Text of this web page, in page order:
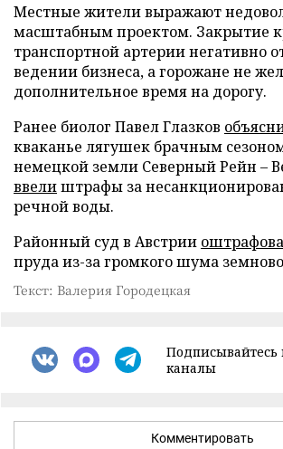
Местные жители выражают
масштабным проектом. Закрытие
транспортной артерии негативно
ведении бизнеса, а горожане не
дополнительное время на дорогу.
Ранее биолог Павел Глазков
кваканье лягушек брачным
немецкой земли Северный Рейн –
ввелиштрафы за
речной воды.
Районный суд в Австрии
пруда из-за громкого шума
Текст: Валерия Городецкая
каналы
Комментировать